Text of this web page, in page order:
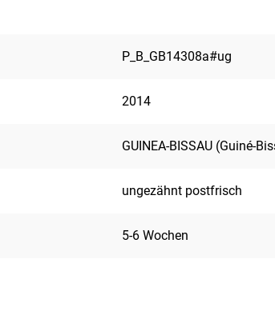
P_B_GB14308a#ug
2014
GUINEA-BISSAU (Guiné-
ungezähnt postfrisch
5-6 Wochen